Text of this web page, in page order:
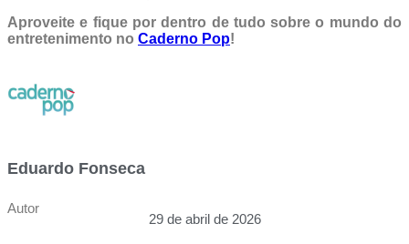
Aproveite e fique por dentro de tudo sobre o mundo do
entretenimento no Caderno Pop!
Eduardo Fonseca
Autor
29 de abril de 2026